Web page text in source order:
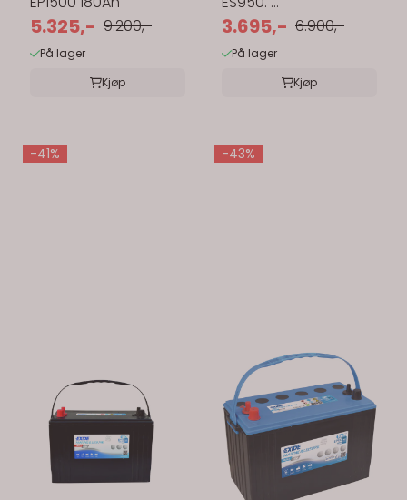
5.325,- 9.200,-
På lager
Kjøp
3.695,- 6.900,-
På lager
Kjøp
-41% -43%